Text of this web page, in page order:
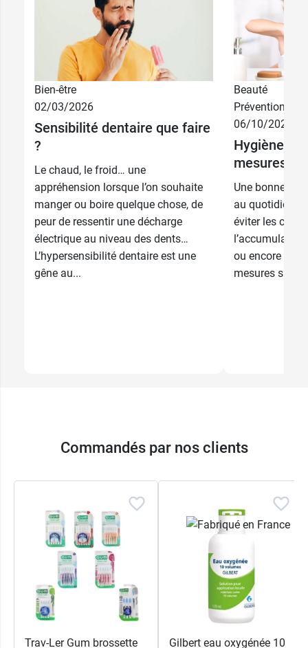
3,89 €
par 4 - Noir 3,89 €
3,89 €
3,89 €
par 4 - Orange 3,89 €
par 4 - Rouge 3,89 €
3,89 €
Bien-être
02/03/2026
Sensibilité dentaire que faire
?
Le chaud, le froid… une
appréhension lorsque l’on souhaite
manger ou boire quelque chose, de
peur de ressentir une décharge
électrique au niveau des dents…
L’hypersensibilité dentaire est une
gêne au...
Beauté
Prévention
06/10/2025
Hygiène
mesures
Une bonne
au quotidien
éviter les
ou encore la
mesures
Commandés par nos clients
Trav-Ler Gum brossette
Gilbert eau oxygénée 10